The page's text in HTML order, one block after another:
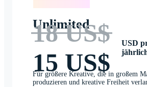
Unlimited
18 US$
15 US$
USD
Für größere Kreative, die in großem
produzieren und kreative Freiheit